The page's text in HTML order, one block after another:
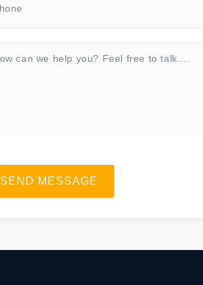
SEND MESSAGE